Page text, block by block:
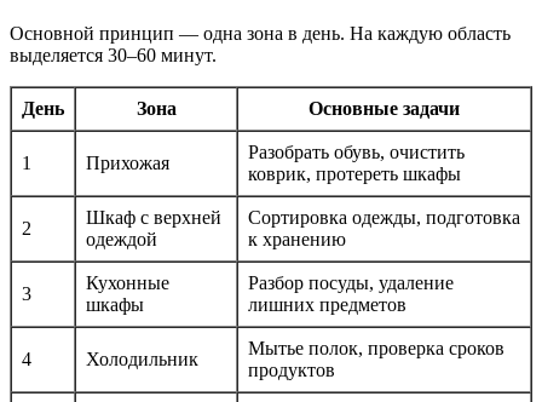
Основной принцип — одна зона в день. На каждую область
выделяется 30–60 минут.
День Зона Основные задачи
1 Прихожая
Разобрать обувь, очистить
коврик, протереть шкафы
2
Шкаф с верхней
одеждой
Сортировка одежды, подготовка
к хранению
3
Кухонные
шкафы
Разбор посуды, удаление
лишних предметов
4 Холодильник
Мытье полок, проверка сроков
продуктов